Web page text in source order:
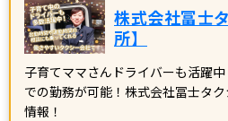
株式会社冨士
所】
子育てママさんドライバーも活躍
での勤務が可能！株式会社冨士タ
情報！